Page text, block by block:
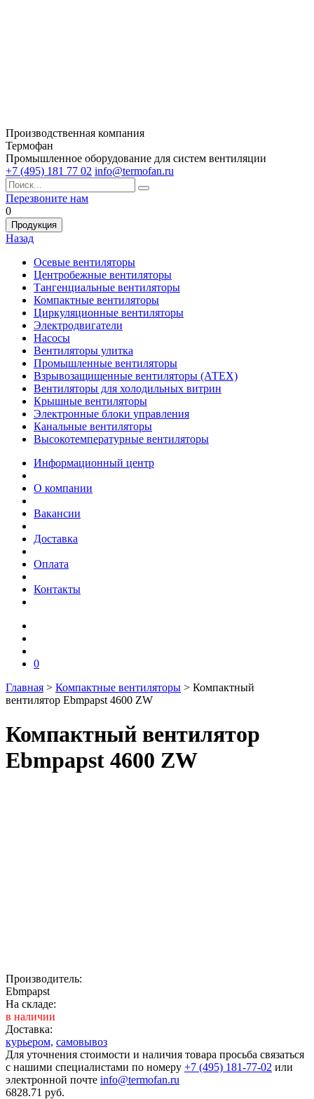
Производственная компания
Термофан
Промышленное оборудование для систем вентиляции
+7 (495) 181 77 02 info@termofan.ru
Перезвоните нам
0
Продукция
Назад
Осевые вентиляторы
Центробежные вентиляторы
Тангенциальные вентиляторы
Компактные вентиляторы
Циркуляционные вентиляторы
Электродвигатели
Насосы
Вентиляторы улитка
Промышленные вентиляторы
Взрывозащищенные вентиляторы (АТЕХ)
Вентиляторы для холодильных витрин
Крышные вентиляторы
Электронные блоки управления
Канальные вентиляторы
Высокотемпературные вентиляторы
Информационный центр
О компании
Вакансии
Доставка
Оплата
Контакты
0
Главная > Компактные вентиляторы > Компактный
вентилятор Ebmpapst 4600 ZW
Компактный вентилятор
Ebmpapst 4600 ZW
Производитель:
Ebmpapst
На складе:
в наличии
Доставка:
курьером, самовывоз
Для уточнения стоимости и наличия товара просьба связаться
с нашими специалистами по номеру +7 (495) 181-77-02 или
электронной почте info@termofan.ru
6828.71 руб.